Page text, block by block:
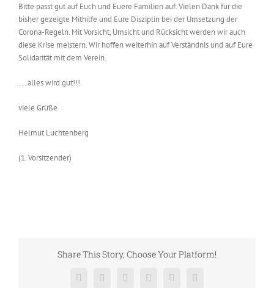
Bitte passt gut auf Euch und Euere Familien auf. Vielen Dank für die
bisher gezeigte Mithilfe und Eure Disziplin bei der Umsetzung der
Corona-Regeln. Mit Vorsicht, Umsicht und Rücksicht werden wir auch
diese Krise meistern. Wir hoffen weiterhin auf Verständnis und auf Eure
Solidarität mit dem Verein.
. . . alles wird gut!!!
viele Grüße
Helmut Luchtenberg
(1. Vorsitzender)
Share This Story, Choose Your Platform!
Facebook
X RedditLinkedInPinterestVk